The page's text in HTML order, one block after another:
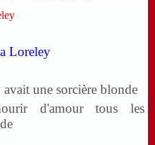
Loreley
une sorcière blonde
d'amour tous les